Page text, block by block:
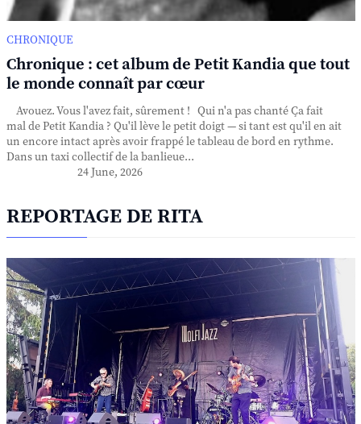
CHRONIQUE
Chronique : cet album de Petit Kandia que tout
le monde connaît par cœur
Avouez. Vous l'avez fait, sûrement ! Qui n'a pas chanté Ça fait
mal de Petit Kandia ? Qu'il lève le petit doigt — si tant est qu'il en ait
un encore intact après avoir frappé le tableau de bord en rythme.
Dans un taxi collectif de la banlieue...
24 June, 2026
REPORTAGE DE RITA